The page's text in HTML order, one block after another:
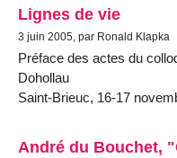
Lignes de vie
3 juin 2005, par Ronald Klapka
Préface des actes du
Dohollau
Saint-Brieuc, 16-17
André du Bouchet,